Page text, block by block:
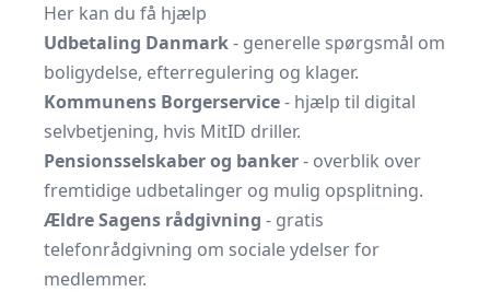
Her kan du få hjælp
Udbetaling Danmark- generelle spørgsmål om
boligydelse, efterregulering og klager.
Kommunens Borgerservice- hjælp til digital
selvbetjening, hvis MitID driller.
Pensionsselskaber og banker- overblik over
fremtidige udbetalinger og mulig opsplitning.
Ældre Sagens rådgivning - gratis
telefonrådgivning om sociale ydelser for
medlemmer.